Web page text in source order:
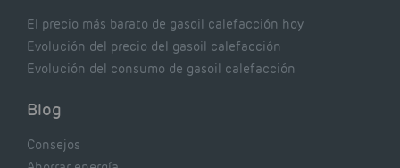
El precio más barato de gasoil calefacción hoy
Evolución del precio del gasoil calefacción
Evolución del consumo de gasoil calefacción
Blog
Consejos